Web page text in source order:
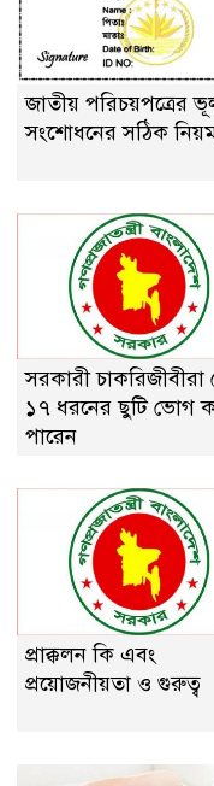
জাতীয় পরিচয়পত্রের
সংশোধনের সঠিক
সরকারী চাকরিজীবীরা
১৭ ধরনের ছুটি ভোগ
পারেন
প্রাক্কলন কি এবং
প্রয়ােজনীয়তা ও গুরুত্ব